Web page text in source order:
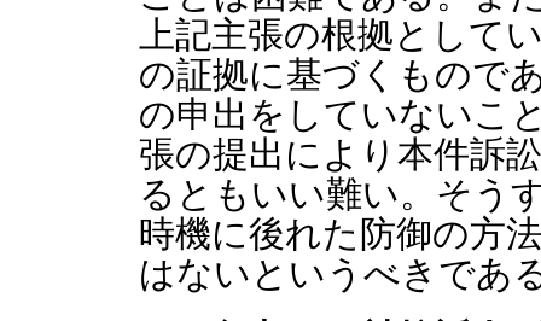
上記主張の根拠として
の証拠に基づくもので
の申出をしていないこ
張の提出により本件訴
るともいい難い。そう
時機に後れた防御の方
はないというべきであ